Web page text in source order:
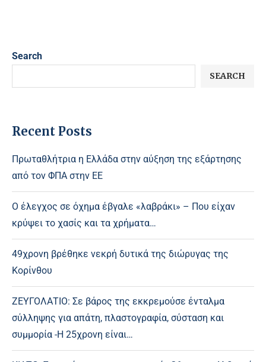
Search
SEARCH
Recent Posts
Πρωταθλήτρια η Ελλάδα στην αύξηση της εξάρτησης
από τον ΦΠΑ στην ΕΕ
Ο έλεγχος σε όχημα έβγαλε «λαβράκι» – Που είχαν
κρύψει το χασίς και τα χρήματα…
49χρονη βρέθηκε νεκρή δυτικά της διώρυγας της
Κορίνθου
ΖΕΥΓΟΛΑΤΙΟ: Σε βάρος της εκκρεμούσε ένταλμα
σύλληψης για απάτη, πλαστογραφία, σύσταση και
συμμορία -Η 25χρονη είναι…